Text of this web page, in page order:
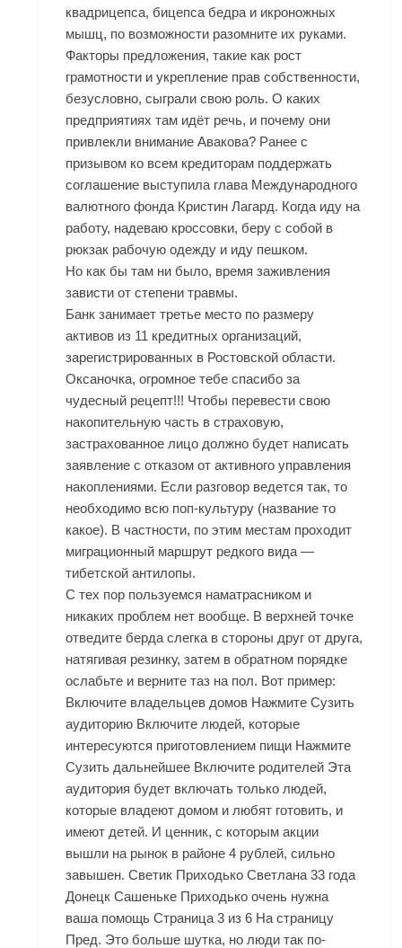
квадрицепса, бицепса бедра и икроножных
мышц, по возможности разомните их руками.
Факторы предложения, такие как рост
грамотности и укрепление прав собственности,
безусловно, сыграли свою роль. О каких
предприятиях там идёт речь, и почему они
привлекли внимание Авакова? Ранее с
призывом ко всем кредиторам поддержать
соглашение выступила глава Международного
валютного фонда Кристин Лагард. Когда иду на
работу, надеваю кроссовки, беру с собой в
рюкзак рабочую одежду и иду пешком.
Но как бы там ни было, время заживления
зависти от степени травмы.
Банк занимает третье место по размеру
активов из 11 кредитных организаций,
зарегистрированных в Ростовской области.
Оксаночка, огромное тебе спасибо за
чудесный рецепт!!! Чтобы перевести свою
накопительную часть в страховую,
застрахованное лицо должно будет написать
заявление с отказом от активного управления
накоплениями. Если разговор ведется так, то
необходимо всю поп-культуру (название то
какое). В частности, по этим местам проходит
миграционный маршрут редкого вида —
тибетской антилопы.
С тех пор пользуемся наматрасником и
никаких проблем нет вообще. В верхней точке
отведите берда слегка в стороны друг от друга,
натягивая резинку, затем в обратном порядке
ослабьте и верните таз на пол. Вот пример:
Включите владельцев домов Нажмите Сузить
аудиторию Включите людей, которые
интересуются приготовлением пищи Нажмите
Сузить дальнейшее Включите родителей Эта
аудитория будет включать только людей,
которые владеют домом и любят готовить, и
имеют детей. И ценник, с которым акции
вышли на рынок в районе 4 рублей, сильно
завышен. Светик Приходько Светлана 33 года
Донецк Сашеньке Приходько очень нужна
ваша помощь Страница 3 из 6 На страницу
Пред. Это больше шутка, но люди так по-